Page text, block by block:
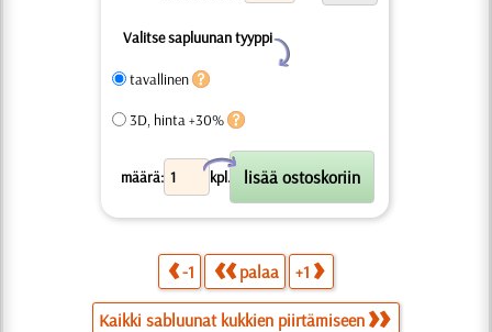
Valitse sapluunan tyyppi
Y
tavallinen
3D, hinta +30%
määrä: kpl.
X
-1 palaa +1
Kaikki sabluunat kukkien piirtämiseen